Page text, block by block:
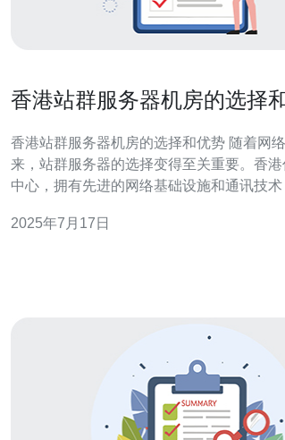
香港站群服务器机房的选择
香港站群服务器机房的选择和优势 随着网络信息时代的到
来，站群服务器的选择变得至关重要。香
中心，拥有先进的网络基础设施和通讯技
2025年7月17日